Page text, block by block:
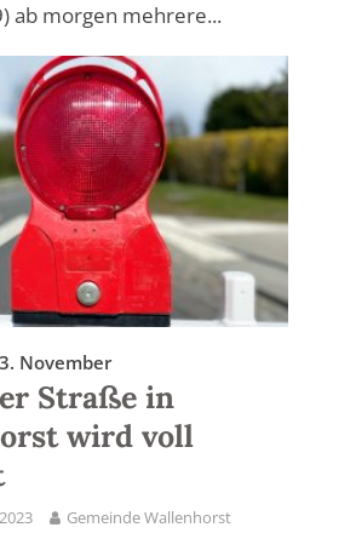
ab morgen mehrere...
November
Straße in
wird voll
Gemeinde Wallenhorst